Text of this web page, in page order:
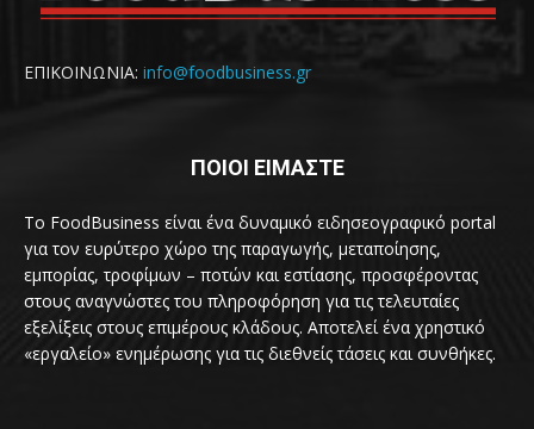
ΕΠΙΚΟΙΝΩΝΙΑ: info@foodbusiness.gr
ΠΟΙΟΙ ΕΙΜΑΣΤΕ
Το FoodBusiness είναι ένα δυναμικό ειδησεογραφικό portal
για τον ευρύτερο χώρο της παραγωγής, μεταποίησης,
εμπορίας, τροφίμων – ποτών και εστίασης, προσφέροντας
στους αναγνώστες του πληροφόρηση για τις τελευταίες
εξελίξεις στους επιμέρους κλάδους. Αποτελεί ένα χρηστικό
«εργαλείο» ενημέρωσης για τις διεθνείς τάσεις και συνθήκες.